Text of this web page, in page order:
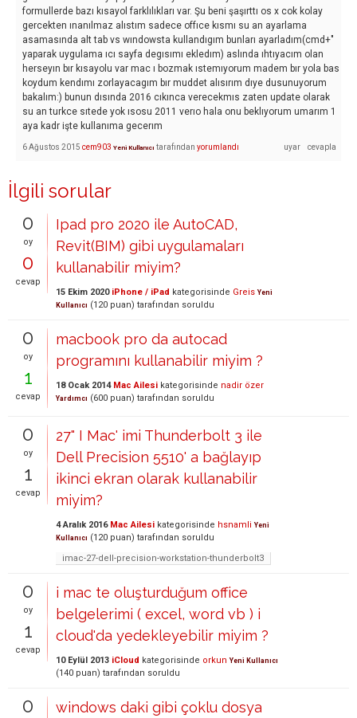
formullerde bazı kısayol farklılıkları var. Şu beni şaşırttı os x cok kolay
gercekten ınanılmaz alıstım sadece offıce kısmı su an ayarlama
asamasında alt tab vs wındowsta kullandıgım bunları ayarladım(cmd+"
yaparak uygulama ıcı sayfa degısımı ekledım) aslında ıhtıyacım olan
herseyın bır kısayolu var mac ı bozmak ıstemıyorum madem bır yola bas
koydum kendımı zorlayacagım bır muddet alısırım dıye dusunuyorum
bakalım:) bunun dısında 2016 cıkınca verecekmıs zaten update olarak
su an turkce sıtede yok ısosu 2011 verıo hala onu beklıyorum umarım 1
aya kadr işte kullanıma gecerım
6 Ağustos 2015 cem903 Yeni Kullanıcı tarafından yorumlandı
İlgili sorular
0
oy
0
cevap
Ipad pro 2020 ile AutoCAD,
Revit(BIM) gibi uygulamaları
kullanabilir miyim?
15 Ekim 2020 iPhone / iPad kategorisinde Greis Yeni
Kullanıcı (120 puan) tarafından soruldu
0
oy
1
cevap
macbook pro da autocad
programını kullanabilir miyim ?
18 Ocak 2014 Mac Ailesi kategorisinde nadir özer
Yardımcı (600 puan) tarafından soruldu
0
oy
1
cevap
27" I Mac' imi Thunderbolt 3 ile
Dell Precision 5510' a bağlayıp
ikinci ekran olarak kullanabilir
miyim?
4 Aralık 2016 Mac Ailesi kategorisinde hsnamli Yeni
Kullanıcı (120 puan) tarafından soruldu
imac-27-dell-precision-workstation-thunderbolt3
0
oy
1
cevap
i mac te oluşturduğum office
belgelerimi ( excel, word vb ) i
cloud'da yedekleyebilir miyim ?
10 Eylül 2013 iCloud kategorisinde orkun Yeni Kullanıcı
(140 puan) tarafından soruldu
0
windows daki gibi çoklu dosya